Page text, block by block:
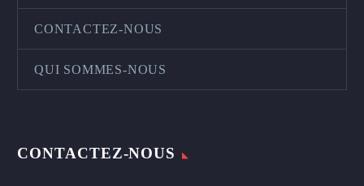
CONTACTEZ-NOUS
QUI SOMMES-NOUS
CONTACTEZ-NOUS